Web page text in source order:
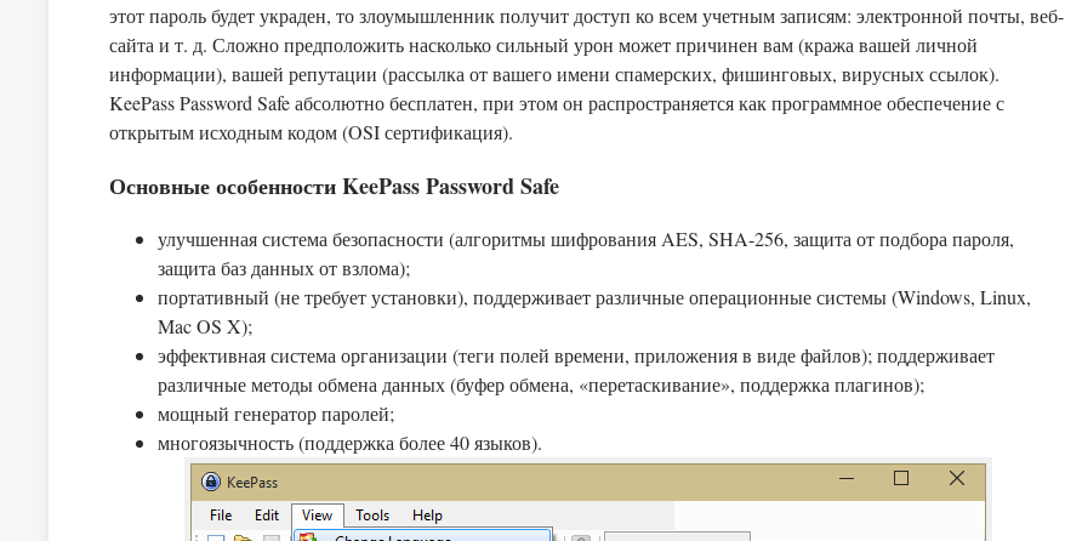
этот пароль будет украден, то злоумышленник получит доступ ко всем учетным записям: электронной почты, веб-
сайта и т. д. Сложно предположить насколько сильный урон может причинен вам (кража вашей личной
информации), вашей репутации (рассылка от вашего имени спамерских, фишинговых, вирусных ссылок).
KeePass Password Safe абсолютно бесплатен, при этом он распространяется как программное обеспечение с
открытым исходным кодом (OSI сертификация).
Основные особенности KeePass Password Safe
улучшенная система безопасности (алгоритмы шифрования AES, SHA-256, защита от подбора пароля,
защита баз данных от взлома);
портативный (не требует установки), поддерживает различные операционные системы (Windows, Linux,
Mac OS X);
эффективная система организации (теги полей времени, приложения в виде файлов); поддерживает
различные методы обмена данных (буфер обмена, «перетаскивание», поддержка плагинов);
мощный генератор паролей;
многоязычность (поддержка более 40 языков).